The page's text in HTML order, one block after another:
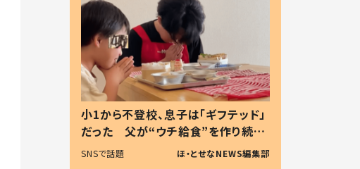
小1から不登校、息子は「ギフテッド」
だった 父が“ウチ給食”を作り続け
る理由とは #令和の親 #令和の子
SNSで話題 ほ・とせなNEWS編集部